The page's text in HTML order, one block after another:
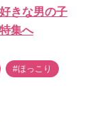
きな男の子
集へ
#ほっこり